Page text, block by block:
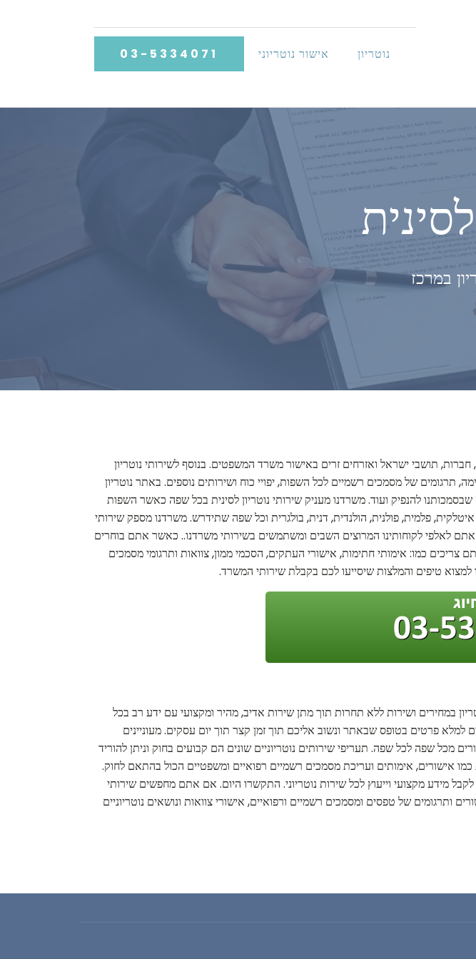
נוטריון אישור נוטריוני 03-5334071
במרכז
תושבי ישראל ואזרחים זרים באישור משרד המשפטים. בנוסף לשירותי נוטריון
תרגומים של מסמכים רשמיים לכל השפות, יפויי כוח ושירותים נוספים. באתר נוטריון
שבסמכותנו להנפיק ועוד. משרדנו מעניק שירותי נוטריון לסינית בכל שפה כאשר השפות
פלמית, פולנית, הולנדית, דנית, בולגרית וכל שפה שתידרש. משרדנו מספק שירותי
אתם לאלפי לקוחותינו המרוצים השבים ומשתמשים בשירותי משרדנו.. כאשר אתם בוחרים
צריכים כמו: אימותי חתימות, אישורי העתקים, הסכמי ממון, צוואות ותרגומי מסמכים
למצוא טיפים והמלצות שיסייעו לכם בקבלת שירותי המשרד.
במחירים ושירות ללא תחרות תוך מתן שירות אדיב, מהיר ומקצועי עם ידע רב בכל
פרטים בטופס שבאתר ונשוב אליכם תוך זמן קצר תוך יום עסקים. מעוניינים
מכל שפה לכל שפה. תעריפי שירותים נוטריוניים שונים הם קבועים בחוק וניתן להוריד
כמו אישורים, אימותים ועריכת מסמכים רשמיים רפואיים ומשפטיים הכול בהתאם לחוק.
מידע מקצועי וייעוץ לכל שירות נוטריוני. התקשרו היום. אם אתם מחפשים שירותי
ותרגומים של טפסים ומסמכים רשמיים ורפואיים, אישורי צוואות ונושאים נוטריוניים